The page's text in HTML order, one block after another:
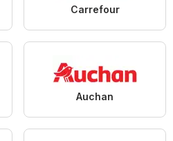
Carrefour
Auchan